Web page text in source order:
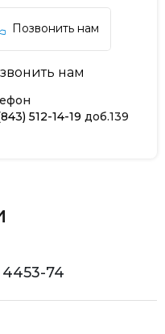
Позвонить нам
нам
512-14-19 доб.139
74